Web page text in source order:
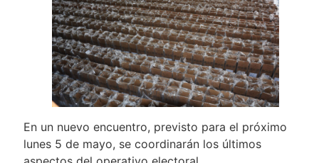
En un nuevo encuentro, previsto para el próximo
lunes 5 de mayo, se coordinarán los últimos